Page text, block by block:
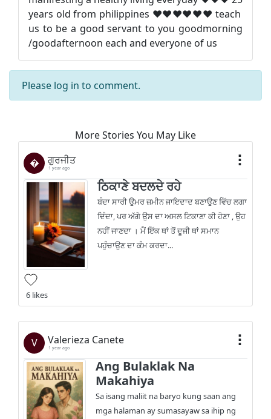
years old from philippines ❤️❤️❤️❤️❤️❤️ teach
us to be a good servant to you goodmorning
/goodafternoon each and everyone of us
Please log in to comment.
More Stories You May Like
� ਗੁਰਜੀਤ
1 year ago
ਠਿਕਾਣੇ ਬਦਲਦੇ ਰਹੇ
ਬੰਦਾ ਸਾਰੀ ਉਮਰ ਜ਼ਮੀਨ ਜਾਇਦਾਦ ਬਣਾਉਣ ਵਿੱਚ ਲਗਾ
ਦਿੰਦਾ, ਪਰ ਅੱਗੇ ਉਸ ਦਾ ਅਸਲ ਟਿਕਾਣਾ ਕੀ ਹੋਣਾ , ਉਹ
ਨਹੀਂ ਜਾਣਦਾ । ਮੈਂ ਇੱਕ ਥਾਂ ਤੋਂ ਦੂਜੀ ਥਾਂ ਸਮਾਨ
ਪਹੁੰਚਾਉਣ ਦਾ ਕੰਮ ਕਰਦਾ...
6 likes
V Valerieza Canete
1 year ago
Ang Bulaklak Na
Makahiya
Sa isang maliit na baryo kung saan ang
mga halaman ay sumasayaw sa ihip ng